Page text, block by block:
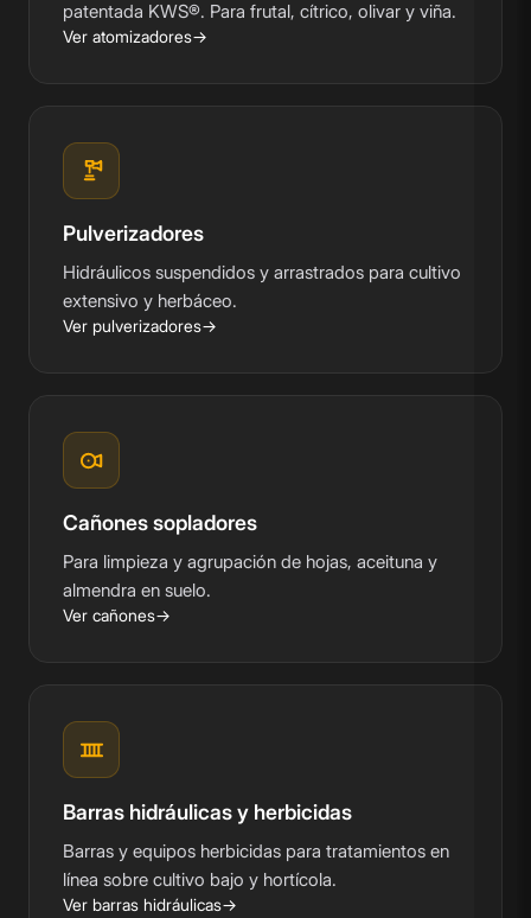
patentada KWS®. Para frutal, cítrico, olivar y viña.
Ver atomizadores
Pulverizadores
Hidráulicos suspendidos y arrastrados para cultivo
extensivo y herbáceo.
Ver pulverizadores
Cañones sopladores
Para limpieza y agrupación de hojas, aceituna y
almendra en suelo.
Ver cañones
Barras hidráulicas y herbicidas
Barras y equipos herbicidas para tratamientos en
línea sobre cultivo bajo y hortícola.
Ver barras hidráulicas